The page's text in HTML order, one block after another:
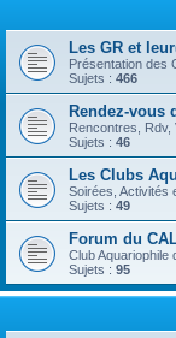
Les GR et
Présentation des
Sujets : 466
Rendez-vous
Rencontres, Rdv,
Sujets : 46
Les Clubs
Soirées, Activités
Sujets : 49
Forum du
Club Aquariophile
Sujets : 95